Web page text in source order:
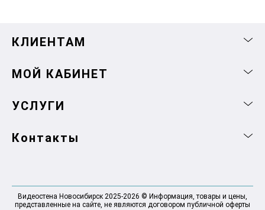
КЛИЕНТАМ
МОЙ КАБИНЕТ
УСЛУГИ
Контакты
Видеостена Новосибирск 2025-2026 © Информация, товары и цены,
представленные на сайте, не являются договором публичной оферты